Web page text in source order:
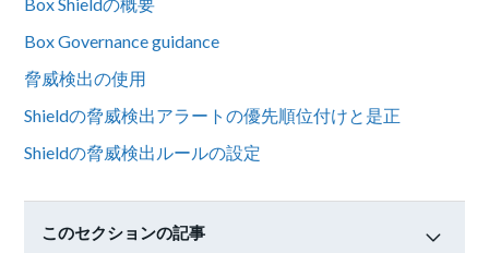
Box Shieldの概要
Box Governance guidance
脅威検出の使用
Shieldの脅威検出アラートの優先順位付けと是正
Shieldの脅威検出ルールの設定
このセクションの記事